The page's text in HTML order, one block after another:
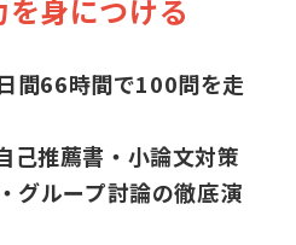
身につける
間66時間で100問を走
己推薦書・小論文対策
グループ討論の徹底演